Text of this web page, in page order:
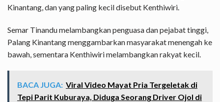
Kinantang, dan yang paling kecil disebut Kenthiwiri.
Semar Tinandu melambangkan penguasa dan pejabat tinggi,
Palang Kinantang menggambarkan masyarakat menengah ke
bawah, sementara Kenthiwiri melambangkan rakyat kecil.
BACA JUGA: Viral Video Mayat Pria Tergeletak di
Tepi Parit Kuburaya, Diduga Seorang Driver Ojol di